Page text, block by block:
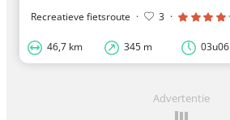
Recreatieve fietsroute · 3 ·
46,7 km 345 m 03u06
Advertentie